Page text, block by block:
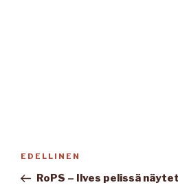
Edellinen
artikkeli
EDELLINEN
RoPS – Ilves pelissä